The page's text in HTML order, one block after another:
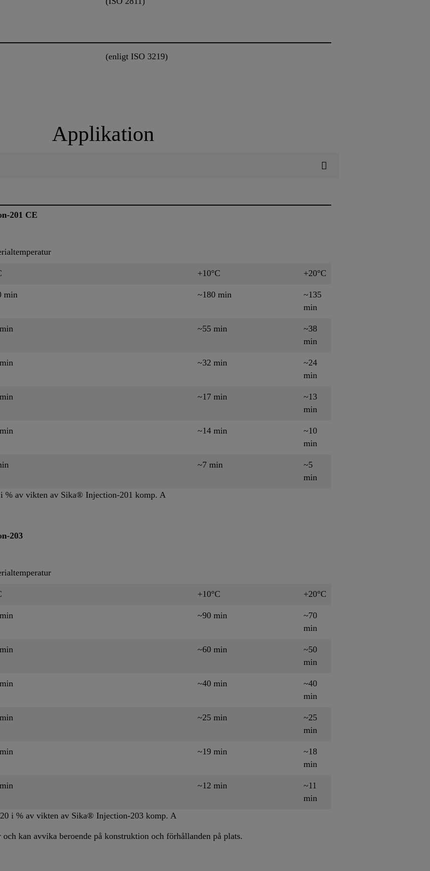
(enligt ISO 3219)
Applikation
201 CE
+10°C +20°C
min ~180 min
~135
min
~55 min
~38
min
~32 min
~24
min
~17 min
~13
min
~14 min
~10
min
~7 min
~5
min
av vikten av Sika® Injection-201 komp. A
203
+10°C +20°C
~90 min
~70
min
~60 min
~50
min
~40 min
~40
min
~25 min
~25
min
~19 min
~18
min
~12 min
~11
min
i % av vikten av Sika® Injection-203 komp. A
kan avvika beroende på konstruktion och förhållanden på plats.